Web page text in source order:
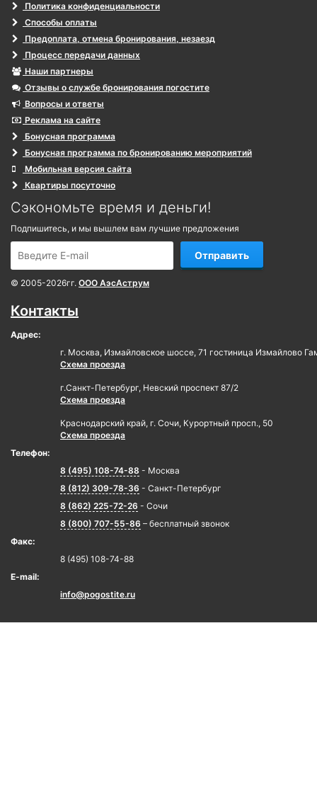
Политика конфиденциальности
Способы оплаты
Предоплата, отмена бронирования, незаезд
Процесс передачи данных
Наши партнеры
Отзывы о службе бронирования погостите
Вопросы и ответы
Реклама на сайте
Бонусная программа
Бонусная программа по бронированию мероприятий
Мобильная версия сайта
Квартиры посуточно
Сэкономьте время и деньги!
Подпишитесь, и мы вышлем вам лучшие предложения
Отправить
© 2005-2026гг. ООО АэсАструм
Контакты
Адрес:
г. Москва, Измайловское шоссе, 71 гостиница Измайлово
Схема проезда
г.Санкт-Петербург, Невский проспект 87/2
Схема проезда
Краснодарский край, г. Сочи, Курортный просп., 50
Схема проезда
Телефон:
8 (495) 108-74-88 - Москва
8 (812) 309-78-36 - Санкт-Петербург
8 (862) 225-72-26 - Сочи
8 (800) 707-55-86 – бесплатный звонок
Факс:
8 (495) 108-74-88
E-mail:
info@pogostite.ru